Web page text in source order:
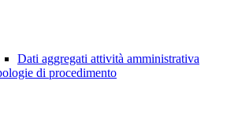
Dati aggregati attività amministrativa
di procedimento